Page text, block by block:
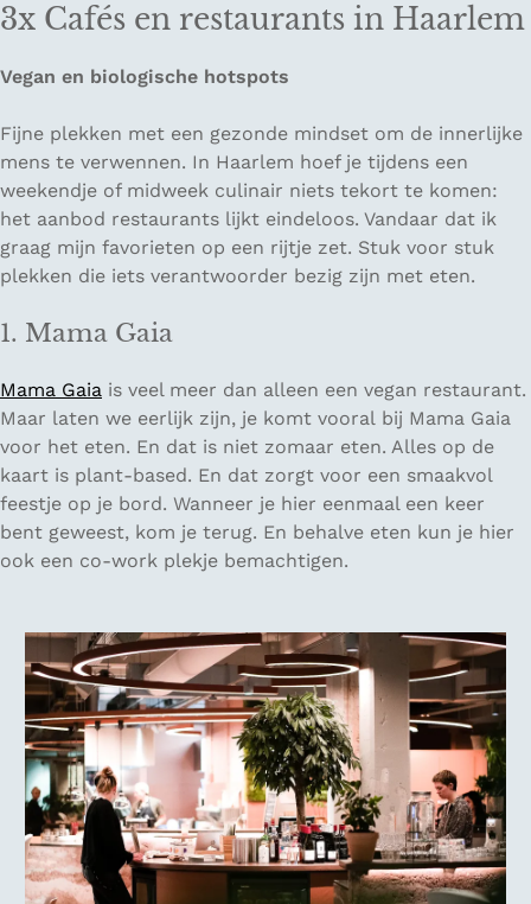
3x Cafés en restaurants in Haarlem
Vegan en biologische hotspots
Fijne plekken met een gezonde mindset om de innerlijke
mens te verwennen. In Haarlem hoef je tijdens een
weekendje of midweek culinair niets tekort te komen:
het aanbod restaurants lijkt eindeloos. Vandaar dat ik
graag mijn favorieten op een rijtje zet. Stuk voor stuk
plekken die iets verantwoorder bezig zijn met eten.
1. Mama Gaia
Mama Gaia is veel meer dan alleen een vegan restaurant.
Maar laten we eerlijk zijn, je komt vooral bij Mama Gaia
voor het eten. En dat is niet zomaar eten. Alles op de
kaart is plant-based. En dat zorgt voor een smaakvol
feestje op je bord. Wanneer je hier eenmaal een keer
bent geweest, kom je terug. En behalve eten kun je hier
ook een co-work plekje bemachtigen.